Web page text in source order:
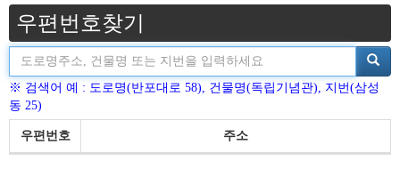
우편번호찾기
※ 검색어 예 : 도로명(반포대로 58), 건물명(독립기념관), 지번(삼성
동 25)
우편번호 주소